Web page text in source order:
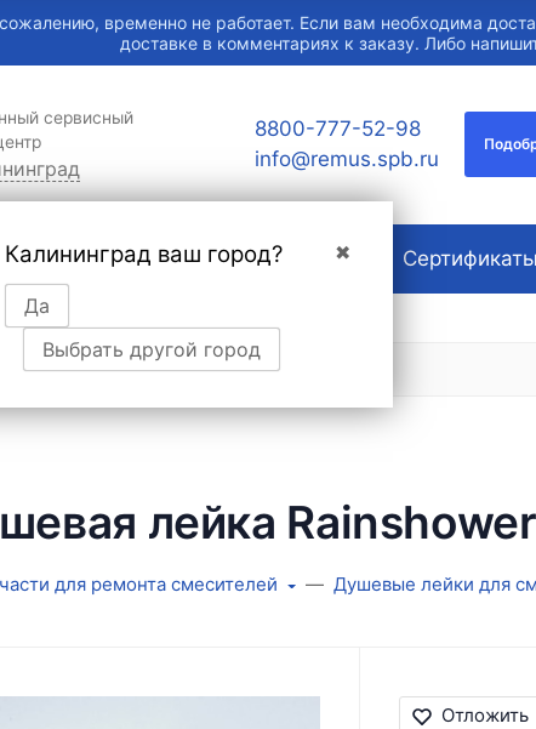
временно не работает. Если вам необходима
доставке в комментариях к заказу. Либо
сервисный
✖
Калининград ваш город?
Да
Выбрать другой город
8800-777-52-98
info@remus.spb.ru
Главная О компании Сертификаты
лейка
для ремонта смесителей Душевые лейки для
Отложить